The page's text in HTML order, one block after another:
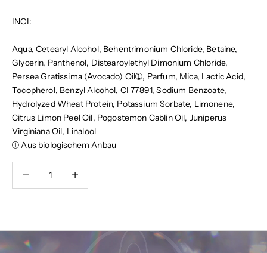
INCI:
Aqua, Cetearyl Alcohol, Behentrimonium Chloride, Betaine,
Glycerin, Panthenol, Distearoylethyl Dimonium Chloride,
Persea Gratissima (Avocado) Oil➀, Parfum, Mica, Lactic Acid,
Tocopherol, Benzyl Alcohol, CI 77891, Sodium Benzoate,
Hydrolyzed Wheat Protein, Potassium Sorbate, Limonene,
Citrus Limon Peel Oil, Pogostemon Cablin Oil, Juniperus
Virginiana Oil, Linalool
➀ Aus biologischem Anbau